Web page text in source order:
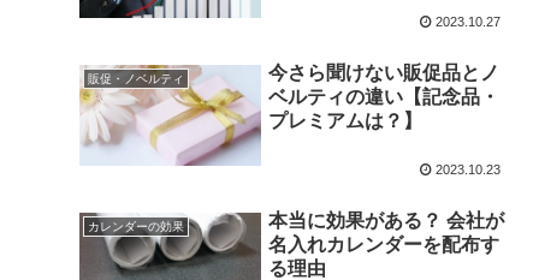
2023.10.27
販促・ノベルティ
今さら聞けない販促品とノ
ベルティの違い【記念品・
プレミアムは？】
2023.10.23
カレンダーの効果
本当に効果がある？ 会社が
名入れカレンダーを配布す
る理由